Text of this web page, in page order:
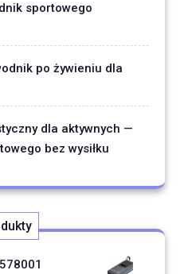
sportowego
po żywieniu dla
dla aktywnych —
bez wysiłku